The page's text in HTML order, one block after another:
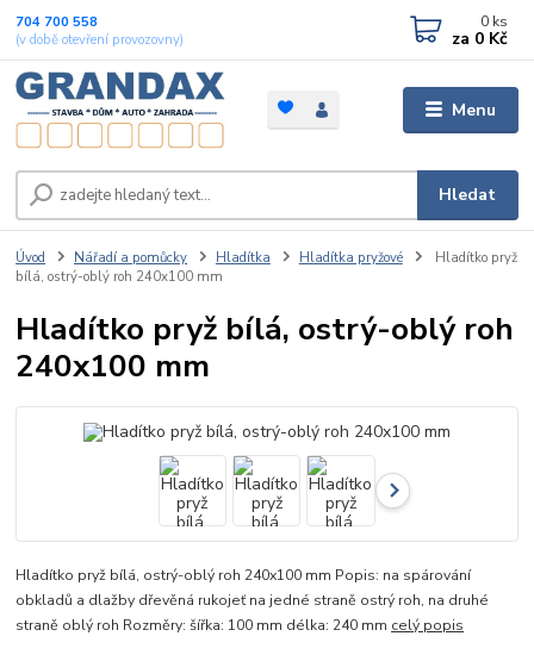
Menu
Hledat
704 700 558
(v době otevření provozovny)
0 ks
za 0 Kč
Úvod Nářadí a pomůcky Hladítka Hladítka pryžové
Hladítko pryž
bílá, ostrý-oblý roh 240x100 mm
Hladítko pryž bílá, ostrý-oblý roh
240x100 mm
Hladítko pryž bílá, ostrý-oblý roh 240x100 mm Popis: na spárování
obkladů a dlažby dřevěná rukojeť na jedné straně ostrý roh, na druhé
straně oblý roh Rozměry: šířka: 100 mm délka: 240 mm celý popis